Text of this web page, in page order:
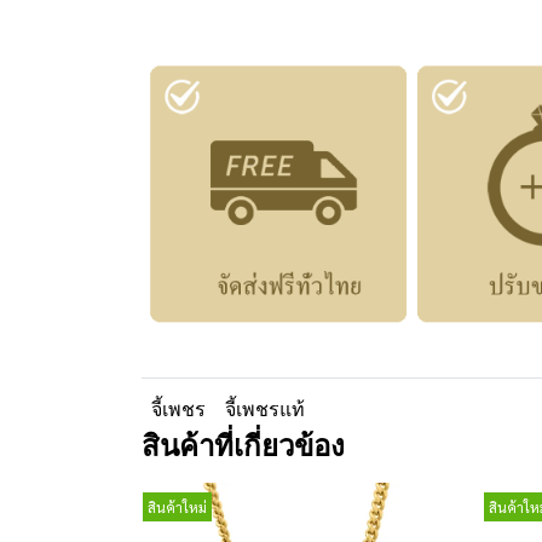
จี้เพชร จี้เพชรแท้
สินค้าที่เกี่ยวข้อง
สินค้าใหม่ สินค้าให